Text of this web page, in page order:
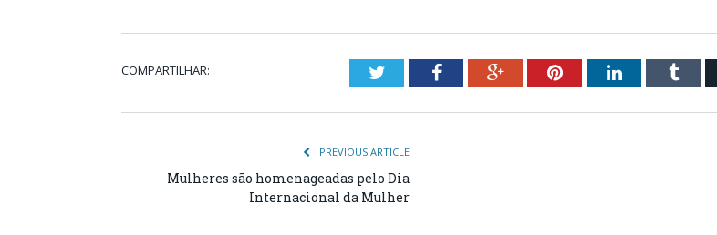
COMPARTILHAR: TwitterFacebookGoogle+PinterestLinkedIn
PREVIOUS ARTICLE
Mulheres são homenageadas pelo Dia
Internacional da Mulher